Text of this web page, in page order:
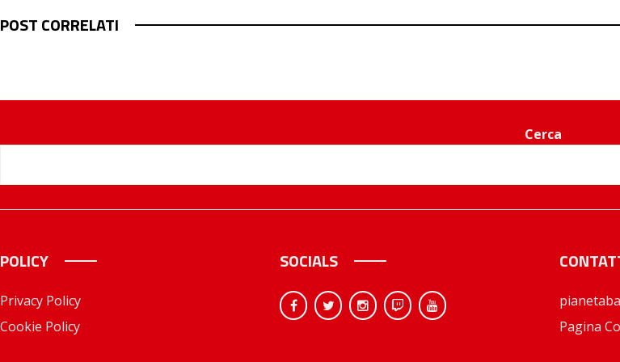
POST CORRELATI
Cerca
POLICY
Privacy Policy
Cookie Policy
SOCIALS
Pagina